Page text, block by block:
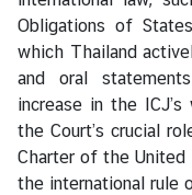
ป
ร
เ
ท
ศ
Obligations of
which Thailand
and oral
increase in the
the Court’s crucial
Charter of the United
the international rule